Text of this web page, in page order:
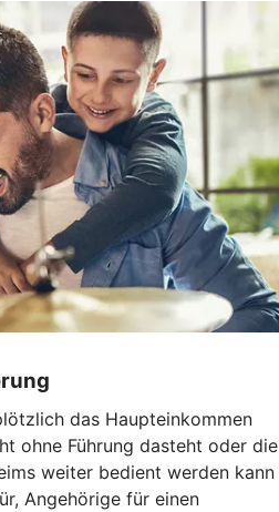
das Haupteinkommen
ohne Führung dasteht oder die
weiter bedient werden kann
Angehörige für einen